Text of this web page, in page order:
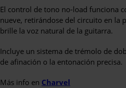
El control de tono no-load funciona
nueve, retirándose del circuito en la
brille la voz natural de la guitarra.
Incluye un sistema de trémolo de
de afinación o la entonación precisa.
Más info en Charvel